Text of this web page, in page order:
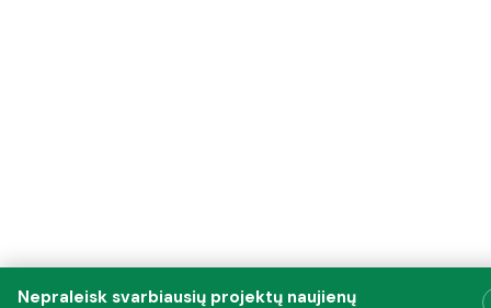
Nepraleisk svarbiausių projektų naujienų